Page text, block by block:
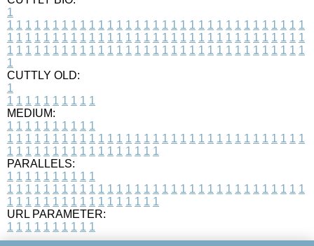
1
1 1 1 1 1 1 1 1 1 1 1 1 1 1 1 1 1 1 1 1 1 1 1 1 1 1 1 1 1 1 1 1 1
1 1 1 1 1 1 1 1 1 1 1 1 1 1 1 1 1 1 1 1 1 1 1 1 1 1 1 1 1 1 1 1 1
1 1 1 1 1 1 1 1 1 1 1 1 1 1 1 1 1 1 1 1 1 1 1 1 1 1 1 1 1 1 1 1 1
1
CUTTLY OLD:
1
1 1 1 1 1 1 1 1 1 1
MEDIUM:
1 1 1 1 1 1 1 1 1 1
1 1 1 1 1 1 1 1 1 1 1 1 1 1 1 1 1 1 1 1 1 1 1 1 1 1 1 1 1 1 1 1 1
1 1 1 1 1 1 1 1 1 1 1 1 1 1 1 1 1
PARALLELS:
1 1 1 1 1 1 1 1 1 1
1 1 1 1 1 1 1 1 1 1 1 1 1 1 1 1 1 1 1 1 1 1 1 1 1 1 1 1 1 1 1 1 1
1 1 1 1 1 1 1 1 1 1 1 1 1 1 1 1 1
URL PARAMETER:
1 1 1 1 1 1 1 1 1 1